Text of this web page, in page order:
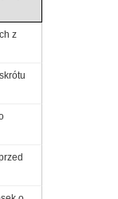
z